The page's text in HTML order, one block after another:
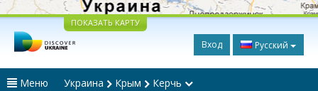
ПОКАЗАТЬ КАРТУ
Вход Русский
Меню Украина Крым Керчь